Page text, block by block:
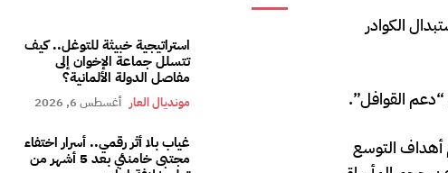
استراتيجية خبيثة للتوغل.. كيف
تتسلل جماعة الإخوان إلى
مفاصل الدولة الألمانية؟
مونديال العار أغسطس 6, 2026
غياب بلا أثر رقمي.. أسرار اختفاء
مجتبى خامنئي بعد 5 أشهر من
الكوادر
القوافل”.
أهداف التوسع